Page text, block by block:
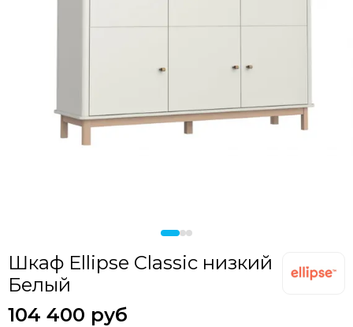
Шкаф Ellipse Classic низкий
Белый
104 400 руб